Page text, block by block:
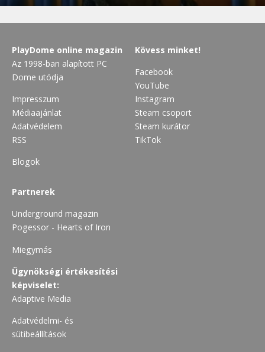
PlayDome online magazin
Az 1998-ban alapított PC
Dome utódja
Impresszum
Médiaajánlat
Adatvédelem
RSS
Blogok
Kövess minket!
Facebook
YouTube
Instagram
Steam csoport
Steam kurátor
TikTok
Partnerek
Underground magazin
Pogessor - Hearts of Iron
Miegymás
Ügynökségi értékesítési
képviselet:
Adaptive Media
Adatvédelmi- és
sütibeállítások